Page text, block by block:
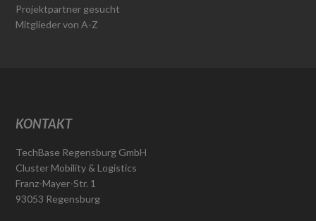
Projektpartner gesucht
Mitglieder von A-Z
KONTAKT
TechBase Regensburg GmbH
Cluster Mobility & Logistics
Franz-Mayer-Str. 1
93053 Regensburg